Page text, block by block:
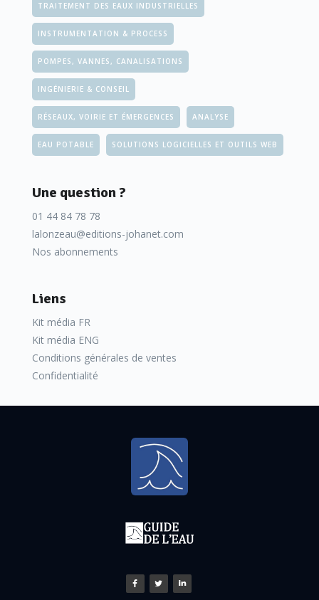
TRAITEMENT DES EAUX INDUSTRIELLES
INSTRUMENTATION & PROCESS
POMPES, VANNES, CANALISATIONS
INGÉNIERIE & CONSEIL
RÉSEAUX, VOIRIE ET ÉMERGENCES ANALYSE
EAU POTABLE SOLUTIONS LOGICIELLES ET OUTILS WEB
Une question ?
01 44 84 78 78
lalonzeau@editions-johanet.com
Nos abonnements
Liens
Kit média FR
Kit média ENG
Conditions générales de ventes
Confidentialité